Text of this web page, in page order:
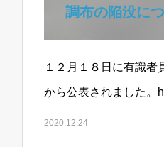
調布の陥没に
１２月１８日に有識
から公表されました。
2020.12.24